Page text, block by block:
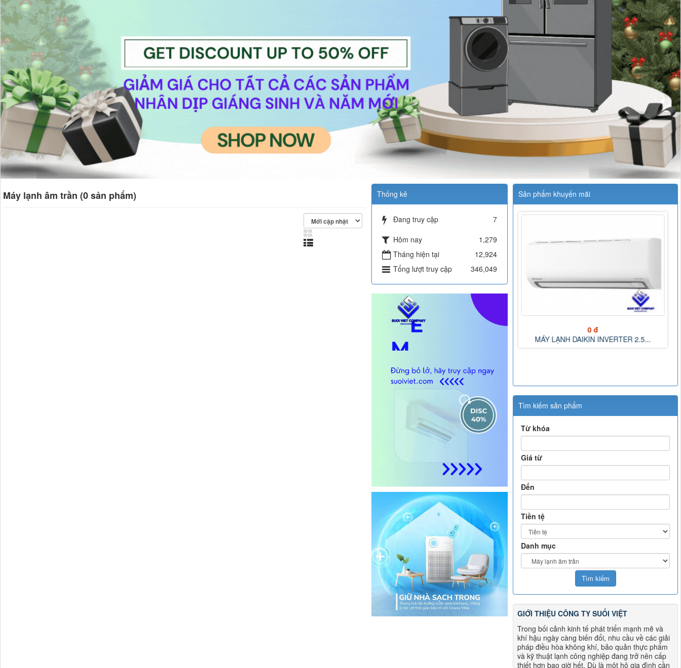
Máy lạnh âm trần (0 sản phẩm) Sản phẩm khuyến mãi
MÁY LẠNH DAIKIN INVERTER 2.5...
0 đ
MÁY LẠNH DAIKIN INVERTER 2.0...
Tìm kiếm sản phẩm
Từ khóa
Giá từ
Đến
Tiền tệ
Danh mục
GIỚI THIỆU CÔNG TY SUỐI VIỆT
Trong bối cảnh kinh tế phát triển mạnh mẽ và
khí hậu ngày càng biến đổi, nhu cầu về các giải
pháp điều hòa không khí, bảo quản thực phẩm
và kỹ thuật lạnh công nghiệp đang trở nên cấp
thiết hơn bao giờ hết. Dù là một hộ gia đình cần
Thống kê
Đang truy cập
7
Hôm nay
1,279
Tháng hiện tại
12,924
Tổng lượt truy cập
346,049